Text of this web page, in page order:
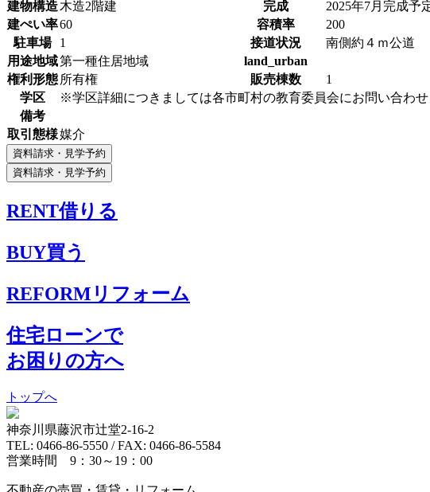
建物構造木造2階建 完成
2025年7月完成予
建ぺい率60 容積率
200
駐車場
1 接道状況
南側約４ｍ公道
用途地域第一種住居地域
land_urban
権利形態 所有権 販売棟数
1
学区
※学区詳細につきましては各市町村の教育委員会にお問い合わせ
備考
取引態様媒介
RENT借りる
BUY買う
REFORM リフォーム
住宅ローンで
お困りの方へ
トップへ
神奈川県藤沢市辻堂2-16-2
TEL: 0466-86-5550 / FAX: 0466-86-5584
営業時間 9：30～19：00